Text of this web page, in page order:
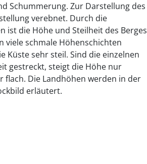
Schummerung. Zur Darstellung des
verebnet. Durch die
ist die Höhe und Steilheit des Berges
viele schmale Höhenschichten
Küste sehr steil. Sind die einzelnen
gestreckt, steigt die Höhe nur
flach. Die Landhöhen werden in der
erläutert.